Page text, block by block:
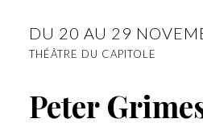
DU 20 AU 29
THÉÂTRE DU CAPITOLE
Peter